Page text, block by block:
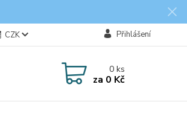
CZK Přihlášení
0ks
za 0 Kč